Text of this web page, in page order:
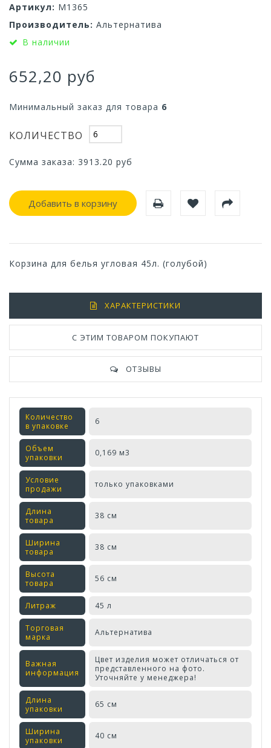
Артикул: М1365
Производитель: Альтернатива
В наличии
652,20 руб
Минимальный заказ для товара 6
КОЛИЧЕСТВО
Сумма заказа: 3913.20 руб
Добавить в корзину
Корзина для белья угловая 45л. (голубой)
ХАРАКТЕРИСТИКИ
С ЭТИМ ТОВАРОМ ПОКУПАЮТ
ОТЗЫВЫ
Количество
в упаковке
6
Объем
упаковки
0,169 м3
Условие
продажи
только упаковками
Длина
товара
38 см
Ширина
товара
38 см
Высота
товара
56 см
Литраж 45 л
Торговая
марка
Альтернатива
Важная
информация
Цвет изделия может отличаться от
представленного на фото.
Уточняйте у менеджера!
Длина
упаковки
65 см
Ширина
упаковки
40 см